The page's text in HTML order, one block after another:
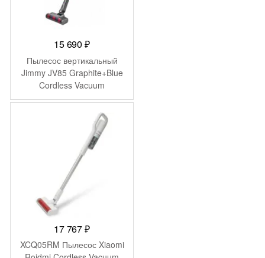
15 690₽
Пылесос вертикальный
Jimmy JV85 Graphite+Blue
Cordless Vacuum
Cleaner+charger
17 767₽
XCQ05RM Пылесос Xiaomi